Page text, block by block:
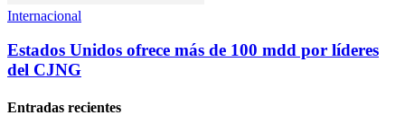
Internacional
Estados Unidos ofrece más de 100 mdd por líderes
del CJNG
Entradas recientes